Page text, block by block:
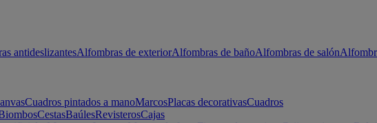
antideslizantesAlfombras de exteriorAlfombras de bañoAlfombras de salón
Cuadros pintados a manoMarcosPlacas decorativasCuadros
CestasBaúlesRevisterosCajas